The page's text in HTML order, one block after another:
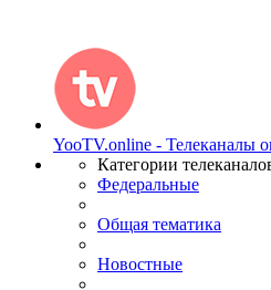
YooTV.online - Телеканалы
Категории
Федеральные
Общая тематика
Новостные